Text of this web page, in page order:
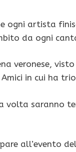
ogni artista
da ogni
veronese,
in cui ha
volta saranno
all’evento